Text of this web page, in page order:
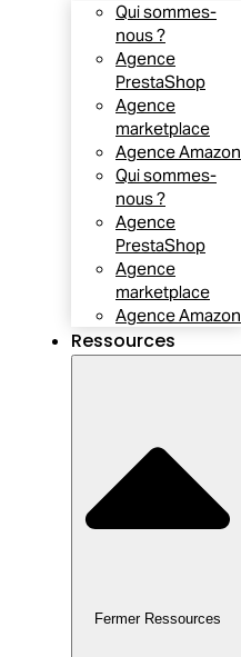
Qui sommes-
nous ?
Agence
PrestaShop
Agence
marketplace
Agence Amazon
Qui sommes-
nous ?
Agence
PrestaShop
Agence
marketplace
Agence Amazon
Ressources
Fermer Ressources